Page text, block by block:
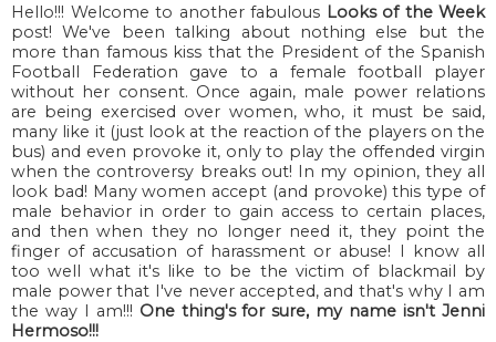
Hello!!! Welcome to another fabulous Looks of the Week
post! We've been talking about nothing else but the
more than famous kiss that the President of the Spanish
Football Federation gave to a female football player
without her consent. Once again, male power relations
are being exercised over women, who, it must be said,
many like it (just look at the reaction of the players on the
bus) and even provoke it, only to play the offended virgin
when the controversy breaks out! In my opinion, they all
look bad! Many women accept (and provoke) this type of
male behavior in order to gain access to certain places,
and then when they no longer need it, they point the
finger of accusation of harassment or abuse! I know all
too well what it's like to be the victim of blackmail by
male power that I've never accepted, and that's why I am
the way I am!!! One thing's for sure, my name isn't Jenni
Hermoso!!!